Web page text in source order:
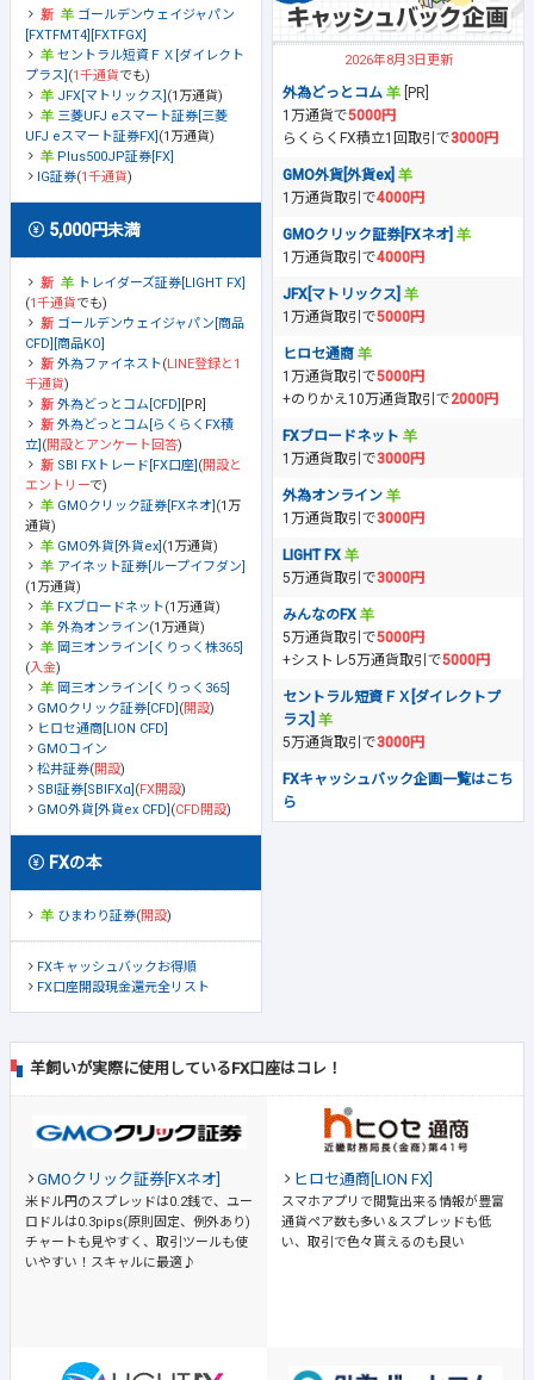
ゴールデンウェイジャパン
[FXTFMT4][FXTFGX]
セントラル短資ＦＸ[ダイレクト
プラス] (1千通貨でも)
JFX[マトリックス] (1万通貨)
三菱UFJ eスマート証券[三菱
UFJ eスマート証券FX] (1万通貨)
Plus500JP証券[FX]
IG証券(1千通貨)
5,000円未満
トレイダーズ証券[LIGHT FX]
(1千通貨でも)
ゴールデンウェイジャパン[商品
CFD][商品KO]
外為ファイネスト(LINE登録と1
千通貨)
外為どっとコム[CFD] [PR]
外為どっとコム[らくらくFX積
立] (開設とアンケート回答)
SBI FXトレード[FX口座] (開設と
エントリーで)
GMOクリック証券[FXネオ] (1万
通貨)
GMO外貨[外貨ex] (1万通貨)
アイネット証券[ループイフダン]
(1万通貨)
FXブロードネット(1万通貨)
外為オンライン(1万通貨)
岡三オンライン[くりっく株365]
(入金)
岡三オンライン[くりっく365]
GMOクリック証券[CFD] (開設)
ヒロセ通商[LION CFD]
GMOコイン
松井証券(開設)
SBI証券[SBIFXα] (FX開設)
GMO外貨[外貨ex CFD] (CFD開設)
FXの本
ひまわり証券(開設)
FXキャッシュバックお得順
FX口座開設現金還元全リスト
2026年8月3日更新
外為どっとコム
[PR]
1万通貨で5000円
らくらくFX積立1回取引で3000円
GMO外貨[外貨ex]
1万通貨取引で4000円
GMOクリック証券[FXネオ]
1万通貨取引で4000円
JFX[マトリックス]
1万通貨取引で5000円
ヒロセ通商
1万通貨取引で5000円
+のりかえ10万通貨取引で2000円
FXブロードネット
1万通貨取引で3000円
外為オンライン
1万通貨取引で3000円
LIGHT FX
5万通貨取引で3000円
みんなのFX
5万通貨取引で5000円
+シストレ5万通貨取引で5000円
セントラル短資ＦＸ[ダイレクトプ
ラス]
5万通貨取引で3000円
FXキャッシュバック企画一覧はこち
ら
羊飼いが実際に使用しているFX口座はコレ！
GMOクリック証券[FXネオ]
米ドル円のスプレッドは0.2銭で、ユー
ロドルは0.3pips(原則固定、例外あり)
チャートも見やすく、取引ツールも使
いやすい！スキャルに最適♪
ヒロセ通商[LION FX]
スマホアプリで閲覧出来る情報が豊富
通貨ペア数も多い＆スプレッドも低
い、取引で色々貰えるのも良い